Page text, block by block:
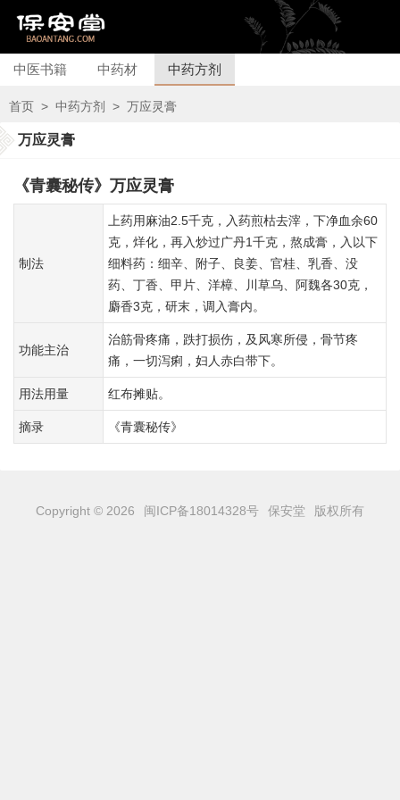
中医书籍 中药材 中药方剂
首页 > 中药方剂 > 万应灵膏
万应灵膏
《青囊秘传》万应灵膏
制法
上药用麻油2.5千克，入药煎枯去滓，下净血余60
克，烊化，再入炒过广丹1千克，熬成膏，入以下
细料药：细辛、附子、良姜、官桂、乳香、没
药、丁香、甲片、洋樟、川草乌、阿魏各30克，
麝香3克，研末，调入膏内。
功能主治
治筋骨疼痛，跌打损伤，及风寒所侵，骨节疼
痛，一切泻痢，妇人赤白带下。
用法用量 红布摊贴。
摘录 《青囊秘传》
Copyright © 2026 闽ICP备18014328号 保安堂 版权所有